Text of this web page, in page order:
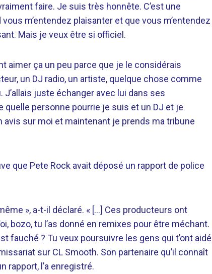
faire. Je suis très honnête. C’est une
m’entendez plaisanter et que vous m’entendez
Mais je veux être si officiel.
aimer ça un peu parce que je le considérais
un DJ radio, un artiste, quelque chose comme
juste échanger avec lui dans ses
quelle personne pourrie je suis et un DJ et je
avis sur moi et maintenant je prends ma tribune
que Pete Rock avait déposé un rapport de police
», a-t-il déclaré. « […] Ces producteurs ont
bozo, tu l’as donné en remixes pour être méchant.
fauché ? Tu veux poursuivre les gens qui t’ont aidé
sur CL Smooth. Son partenaire qu’il connaît
rapport, l’a enregistré.